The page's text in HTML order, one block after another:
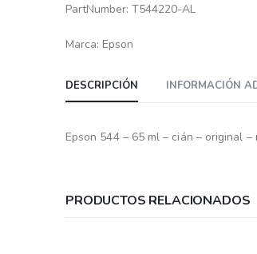
PartNumber: T544220-AL
Marca: Epson
DESCRIPCIÓN INFORMACIÓN
Epson 544 – 65 ml – cián – original
PRODUCTOS RELACIONADOS